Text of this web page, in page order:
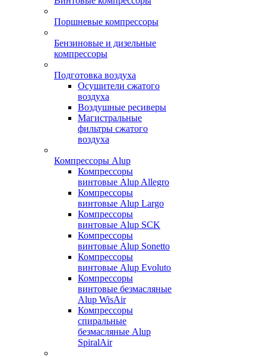
Поршневые компрессоры
Бензиновые и дизельные
компрессоры
Подготовка воздуха
Осушители сжатого
воздуха
Воздушные ресиверы
Магистральные
фильтры сжатого
воздуха
Компрессоры Alup
Компрессоры
винтовые Alup Allegro
Компрессоры
винтовые Alup Largo
Компрессоры
винтовые Alup SCK
Компрессоры
винтовые Alup Sonetto
Компрессоры
винтовые Alup Evoluto
Компрессоры
винтовые безмасляные
Alup WisAir
Компрессоры
спиральные
безмасляные Alup
SpiralAir